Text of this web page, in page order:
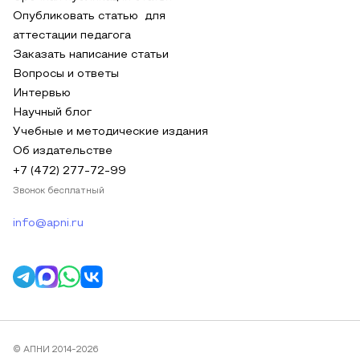
Опубликовать статью для
аттестации педагога
Заказать написание статьи
Вопросы и ответы
Интервью
Научный блог
Учебные и методические издания
Об издательстве
+7 (472) 277-72-99
Звонок бесплатный
info@apni.ru
© АПНИ 2014-2026